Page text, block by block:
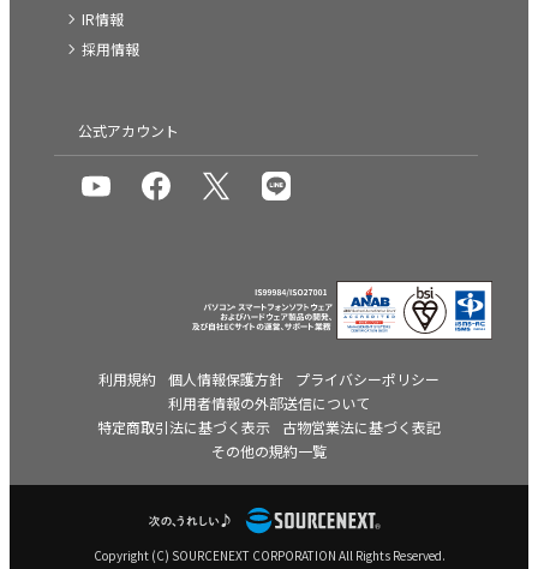
IR情報
採用情報
公式アカウント
利用規約 個人情報保護方針
プライバシーポリシー
利用者情報の外部送信について
特定商取引法に基づく表示
古物営業法に基づく表記
その他の規約一覧
Copyright (C) SOURCENEXT CORPORATION All Rights Reserved.